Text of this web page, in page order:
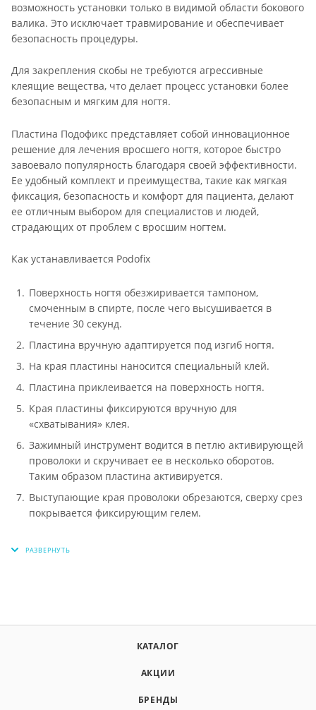
возможность установки только в видимой области бокового
валика. Это исключает травмирование и обеспечивает
безопасность процедуры.
Для закрепления скобы не требуются агрессивные
клеящие вещества, что делает процесс установки более
безопасным и мягким для ногтя.
Пластина Подофикс представляет собой инновационное
решение для лечения вросшего ногтя, которое быстро
завоевало популярность благодаря своей эффективности.
Ее удобный комплект и преимущества, такие как мягкая
фиксация, безопасность и комфорт для пациента, делают
ее отличным выбором для специалистов и людей,
страдающих от проблем с вросшим ногтем.
Как устанавливается Podofix
Поверхность ногтя обезжиривается тампоном,
смоченным в спирте, после чего высушивается в
течение 30 секунд.
Пластина вручную адаптируется под изгиб ногтя.
На края пластины наносится специальный клей.
Пластина приклеивается на поверхность ногтя.
Края пластины фиксируются вручную для
«схватывания» клея.
Зажимный инструмент водится в петлю активирующей
проволоки и скручивает ее в несколько оборотов.
Таким образом пластина активируется.
Выступающие края проволоки обрезаются, сверху срез
покрывается фиксирующим гелем.
КАТАЛОГ
АКЦИИ
БРЕНДЫ